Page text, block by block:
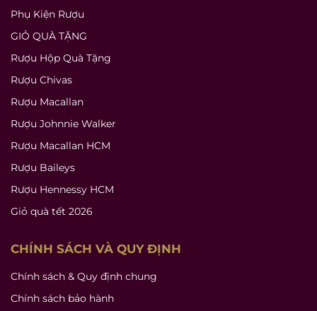
Phụ Kiện Rượu
GIỎ QUÀ TẶNG
Rượu Hộp Quà Tặng
Rượu Chivas
Rượu Macallan
Rượu Johnnie Walker
Rượu Macallan HCM
Rượu Baileys
Rượu Hennessy HCM
Giỏ quà tết 2026
CHÍNH SÁCH VÀ QUY ĐỊNH
Chính sách & Quy định chung
Chính sách bảo hành